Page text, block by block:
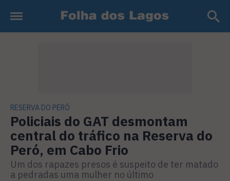
RESERVA DO PERÓ
Policiais do GAT desmontam
central do tráfico na Reserva do
Peró, em Cabo Frio
Um dos rapazes presos é suspeito de ter matado
a pedradas uma mulher no último